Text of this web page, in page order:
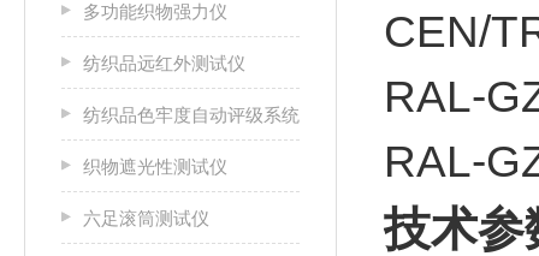
多功能织物强力仪
纺织品远红外测试仪
纺织品色牢度自动评级系统
织物遮光性测试仪
六足滚筒测试仪
CEN/
RAL-
RAL-
技术参